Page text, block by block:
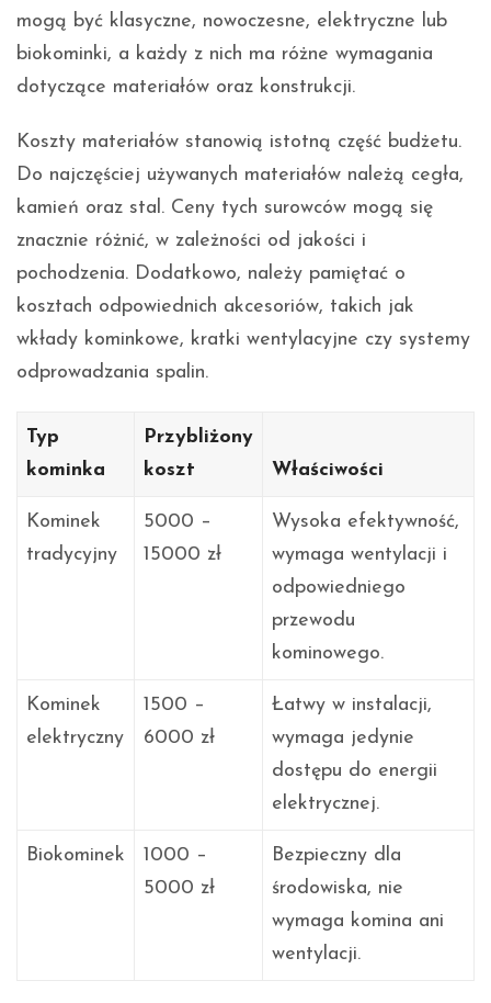
mogą być klasyczne, nowoczesne, elektryczne lub
biokominki, a każdy z nich ma różne wymagania
dotyczące materiałów oraz konstrukcji.
Koszty materiałów stanowią istotną część budżetu.
Do najczęściej używanych materiałów należą cegła,
kamień oraz stal. Ceny tych surowców mogą się
znacznie różnić, w zależności od jakości i
pochodzenia. Dodatkowo, należy pamiętać o
kosztach odpowiednich akcesoriów, takich jak
wkłady kominkowe, kratki wentylacyjne czy systemy
odprowadzania spalin.
Typ
kominka
Przybliżony
koszt
Właściwości
Kominek
tradycyjny
5000 –
15000 zł
Wysoka efektywność,
wymaga wentylacji i
odpowiedniego
przewodu
kominowego.
Kominek
elektryczny
1500 –
6000 zł
Łatwy w instalacji,
wymaga jedynie
dostępu do energii
elektrycznej.
Biokominek
1000 –
5000 zł
Bezpieczny dla
środowiska, nie
wymaga komina ani
wentylacji.